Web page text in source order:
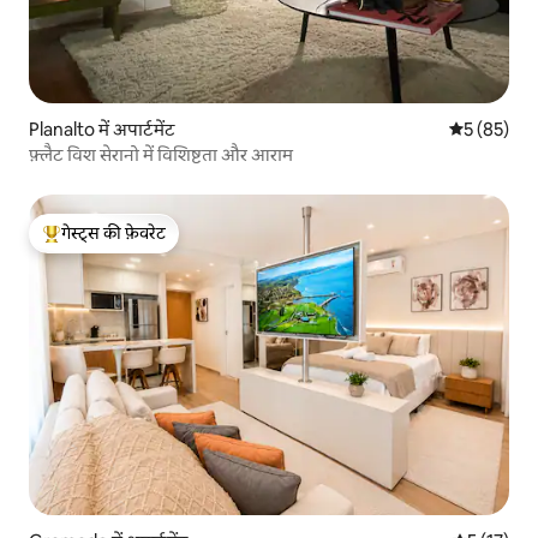
Planalto में अपार्टमेंट औसत रेटिंग
5 (85)
फ़्लैट विश सेरानो में विशिष्टता और आराम
गेस्ट्स का टॉप फ़ेवरेट
गेस्ट्स की फ़ेवरेट